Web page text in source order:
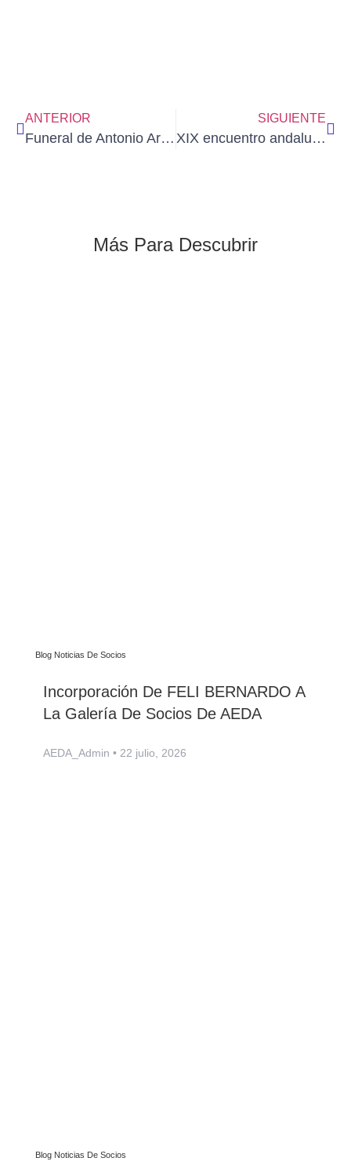
ANTERIOR
Funeral de Antonio Arcones (19 de diciembre de 2022)
SIGUIENTE
XIX encuentro andaluz de acuarela 2023 en PRIEGO DE CÓRDOBA (del 24 al 27/2/2023)
Más Para Descubrir
Blog Noticias De Socios
Incorporación De FELI BERNARDO A
La Galería De Socios De AEDA
AEDA_Admin 22 julio, 2026
Blog Noticias De Socios